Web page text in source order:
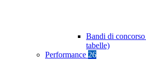
Bandi di
tabelle)
Performance 26